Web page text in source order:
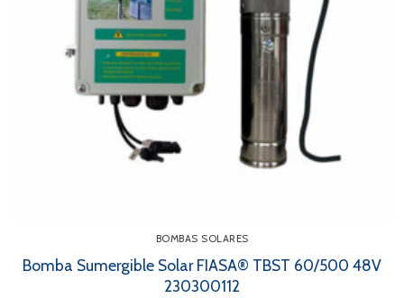
BOMBAS SOLARES
Bomba Sumergible Solar FIASA® TBST 60/500 48V
230300112